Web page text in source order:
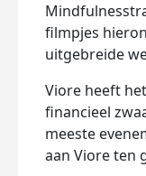
filmpjes
uitgebreide
Viore heeft
financieel
meeste
aan Viore ten